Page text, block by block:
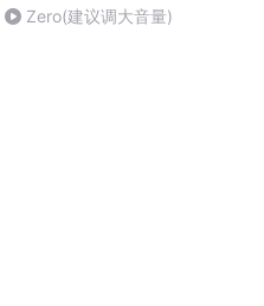
Zero(建议调大音量)